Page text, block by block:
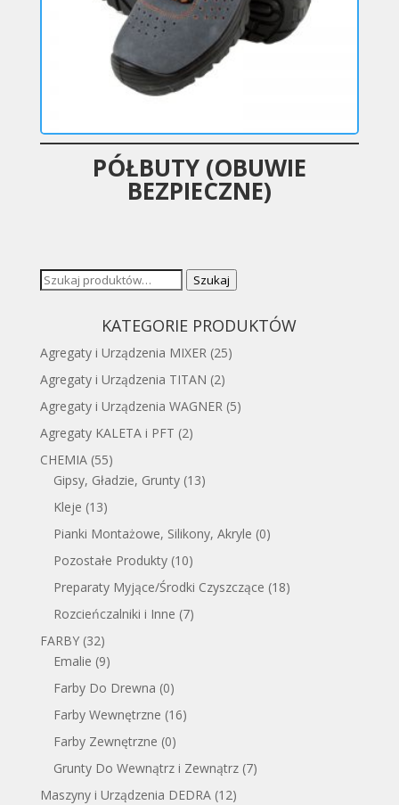
PÓŁBUTY (OBUWIE
BEZPIECZNE)
Szukaj: Szukaj
KATEGORIE PRODUKTÓW
Agregaty i Urządzenia MIXER (25)
Agregaty i Urządzenia TITAN (2)
Agregaty i Urządzenia WAGNER (5)
Agregaty KALETA i PFT (2)
CHEMIA (55)
Gipsy, Gładzie, Grunty (13)
Kleje (13)
Pianki Montażowe, Silikony, Akryle (0)
Pozostałe Produkty (10)
Preparaty Myjące/Środki Czyszczące (18)
Rozcieńczalniki i Inne (7)
FARBY (32)
Emalie (9)
Farby Do Drewna (0)
Farby Wewnętrzne (16)
Farby Zewnętrzne (0)
Grunty Do Wewnątrz i Zewnątrz (7)
Maszyny i Urządzenia DEDRA (12)